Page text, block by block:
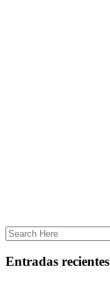
Entradas recientes